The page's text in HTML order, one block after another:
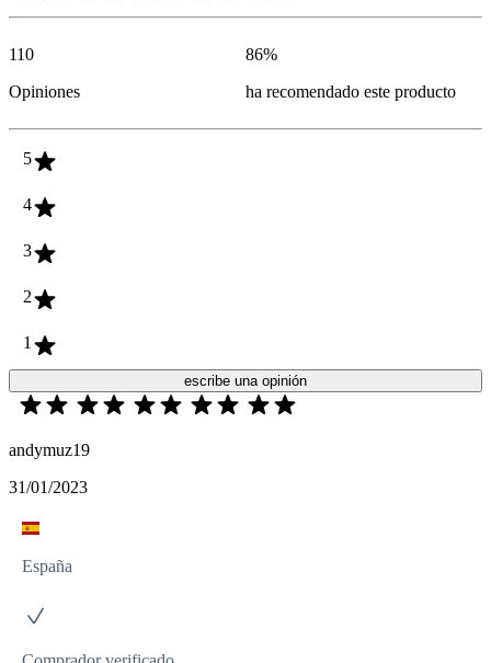
110
Opiniones
86%
ha recomendado este producto
5
4
3
2
1
escribe una opinión
andymuz19
31/01/2023
España